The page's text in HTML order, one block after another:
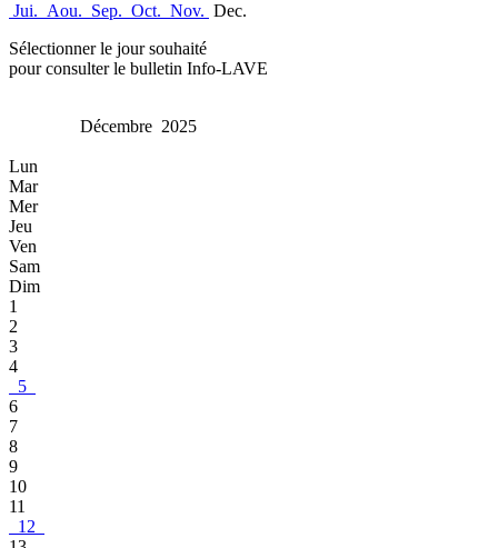
Jui. Aou. Sep. Oct. Nov. Dec.
Sélectionner le jour souhaité
pour consulter le bulletin Info-LAVE
Décembre 2025
Lun
Mar
Mer
Jeu
Ven
Sam
Dim
1
2
3
4
5
6
7
8
9
10
11
12